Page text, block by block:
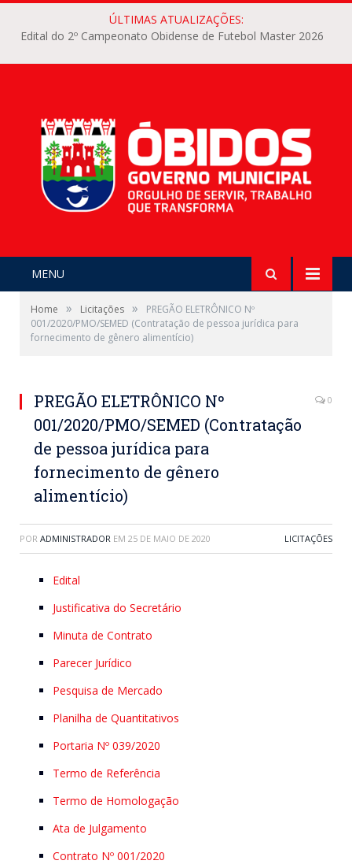
ÚLTIMAS ATUALIZAÇÕES:
Edital do 2º Campeonato Obidense de Futebol Master 2026
MENU
Home » Licitações »
PREGÃO ELETRÔNICO Nº
001/2020/PMO/SEMED (Contratação de pessoa jurídica para
fornecimento de gênero alimentício)
PREGÃO ELETRÔNICO Nº
001/2020/PMO/SEMED (Contratação
de pessoa jurídica para
fornecimento de gênero
alimentício)
0
POR ADMINISTRADOR EM 25 DE MAIO DE 2020 LICITAÇÕES
Edital
Justificativa do Secretário
Minuta de Contrato
Parecer Jurídico
Pesquisa de Mercado
Planilha de Quantitativos
Portaria Nº 039/2020
Termo de Referência
Termo de Homologação
Ata de Julgamento
Contrato Nº 001/2020